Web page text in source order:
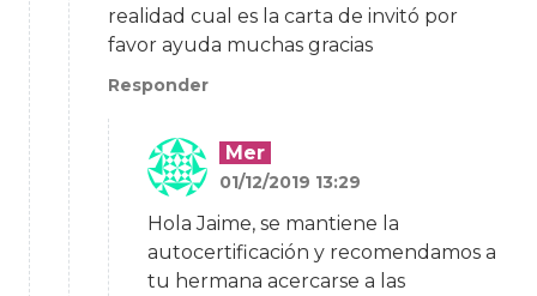
realidad cual es la carta de invitó por
favor ayuda muchas gracias
Responder
Mer
01/12/2019 13:29
Hola Jaime, se mantiene la
autocertificación y recomendamos a
tu hermana acercarse a las